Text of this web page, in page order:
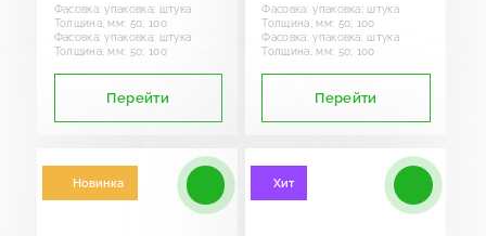
Фасовка: упаковка; штука
Толщина, мм: 50; 100
Фасовка: упаковка; штука
Толщина, мм: 50; 100
Перейти
Фасовка: упаковка; штука
Толщина, мм: 50; 100
Фасовка: упаковка; штука
Толщина, мм: 50; 100
Перейти
Новинка Хит